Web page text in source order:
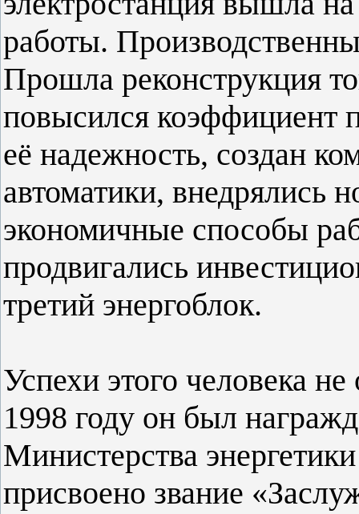
работы.
Прошла реконструкция
повысился коэффициент
её надежность, создан
автоматики, внедрялись
экономичные способы
продвигались
третий энергоблок.
Успехи этого человека
1998 году он был
Министерства
присвоено звание